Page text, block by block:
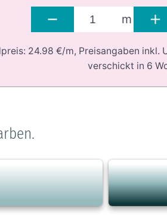
m
24.98 €/m, Preisangaben inkl.
verschickt in 6